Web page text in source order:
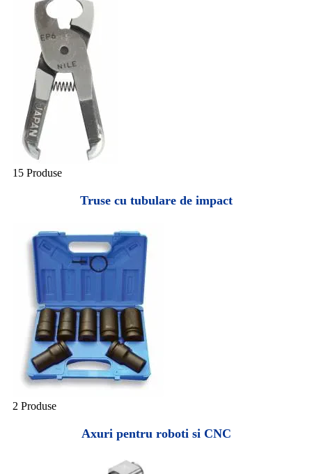
15 Produse
Truse cu tubulare de impact
2 Produse
Axuri pentru roboti si CNC